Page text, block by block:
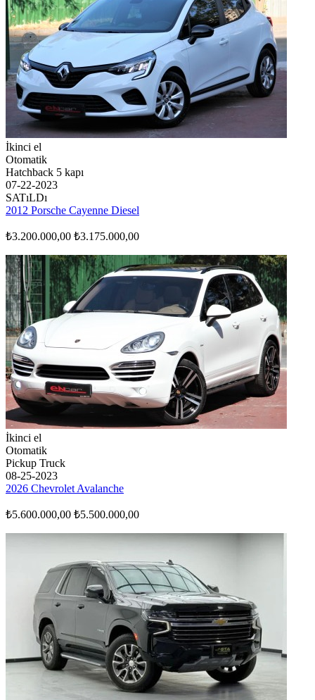
İkinci el
Otomatik
Hatchback 5 kapı
07-22-2023
SATıLDı
2012 Porsche Cayenne Diesel
₺3.200.000,00 ₺3.175.000,00
İkinci el
Otomatik
Pickup Truck
08-25-2023
2026 Chevrolet Avalanche
₺5.600.000,00 ₺5.500.000,00